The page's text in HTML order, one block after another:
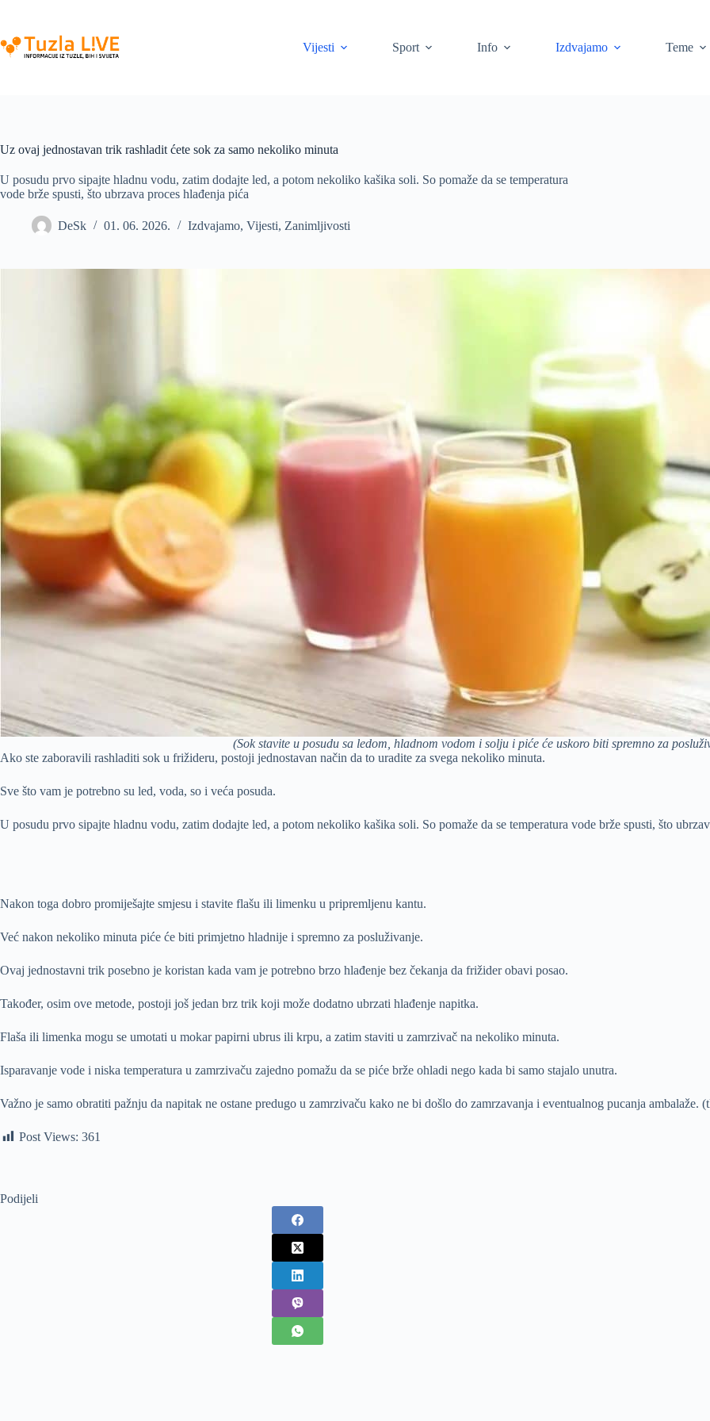
content
Vijesti
Sport Info Izdvajamo Teme
Uz ovaj jednostavan trik rashladit ćete sok za samo nekoliko minuta
U posudu prvo sipajte hladnu vodu, zatim dodajte led, a potom nekoliko kašika soli. So pomaže da se temperatura
vode brže spusti, što ubrzava proces hlađenja pića
DeSk 01. 06. 2026. Izdvajamo, Vijesti, Zanimljivosti
(Sok stavite u posudu sa ledom, hladnom vodom i solju i piće će uskoro biti spremno za
Ako ste zaboravili rashladiti sok u frižideru, postoji jednostavan način da to uradite za svega nekoliko minuta.
Sve što vam je potrebno su led, voda, so i veća posuda.
U posudu prvo sipajte hladnu vodu, zatim dodajte led, a potom nekoliko kašika soli. So pomaže da se temperatura vode brže spusti, što
Nakon toga dobro promiješajte smjesu i stavite flašu ili limenku u pripremljenu kantu.
Već nakon nekoliko minuta piće će biti primjetno hladnije i spremno za posluživanje.
Ovaj jednostavni trik posebno je koristan kada vam je potrebno brzo hlađenje bez čekanja da frižider obavi posao.
Također, osim ove metode, postoji još jedan brz trik koji može dodatno ubrzati hlađenje napitka.
Flaša ili limenka mogu se umotati u mokar papirni ubrus ili krpu, a zatim staviti u zamrzivač na nekoliko minuta.
Isparavanje vode i niska temperatura u zamrzivaču zajedno pomažu da se piće brže ohladi nego kada bi samo stajalo unutra.
Važno je samo obratiti pažnju da napitak ne ostane predugo u zamrzivaču kako ne bi došlo do zamrzavanja i eventualnog pucanja ambalaže.
Post Views: 361
Podijeli